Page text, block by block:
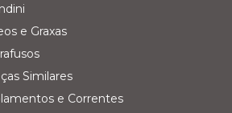
e Graxas
Similares
e Correntes